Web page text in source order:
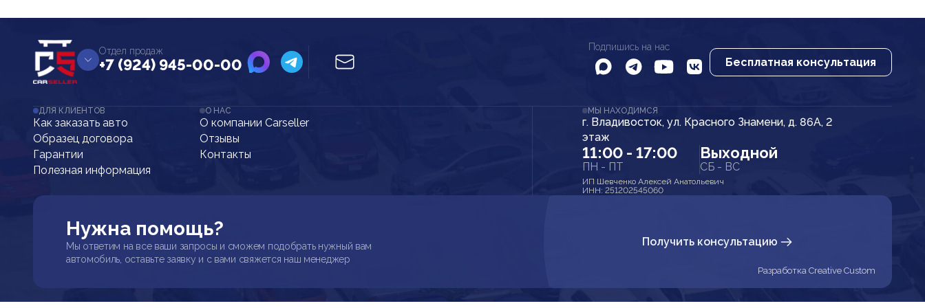
Отдел продаж
+7 (924) 945-00-00
Подпишись на нас
Бесплатная консультация
ДЛЯ КЛИЕНТОВ
Как заказать авто
Образец договора
Гарантии
Полезная информация
О НАС
О компании Carseller
Отзывы
Контакты
МЫ НАХОДИМСЯ
г. Владивосток, ул. Красного Знамени, д. 86А, 2
этаж
11:00 - 17:00
ПН - ПТ
Выходной
СБ - ВС
ИП Шевченко Алексей Анатольевич
ИНН: 251202545060
Нужна помощь?
Мы ответим на все ваши запросы и сможем подобрать нужный вам
автомобиль, оставьте заявку и с вами свяжется наш менеджер
Получить консультацию
Разработка Creative Custom